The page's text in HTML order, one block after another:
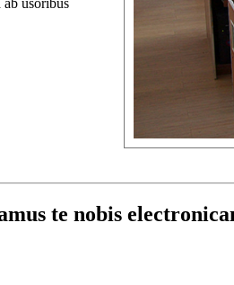
ab usoribus
te nobis